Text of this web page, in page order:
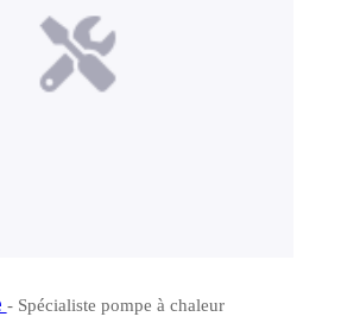
- Spécialiste pompe à chaleur